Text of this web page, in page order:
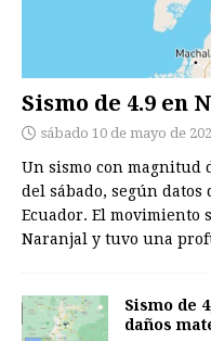
Sismo de 4.9 en
sábado 10 de mayo de
Un sismo con magnitud
del sábado, según
Ecuador. El movimiento
Naranjal y tuvo una
Sismo de
daños